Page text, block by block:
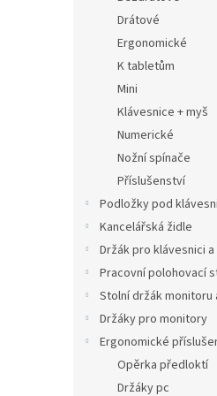
Drátové
Ergonomické
K tabletům
Mini
Klávesnice + myš
Numerické
Nožní spínače
Příslušenství
Podložky pod
Kancelářská židle
Držák pro klávesnici a
Pracovní polohovací
Stolní držák monitoru
Držáky pro monitory
Ergonomické
Opěrka předloktí
Držáky pc